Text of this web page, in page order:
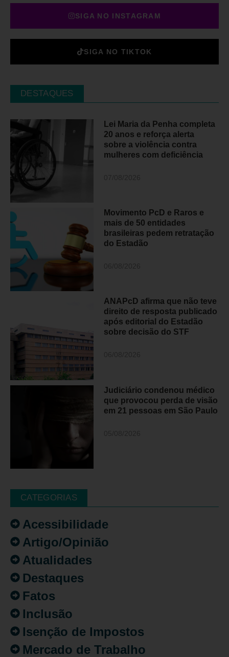
SIGA NO INSTAGRAM
SIGA NO TIKTOK
DESTAQUES
Lei Maria da Penha completa
20 anos e reforça alerta
sobre a violência contra
mulheres com deficiência
Movimento PcD e Raros e
mais de 50 entidades
brasileiras pedem retratação
do Estadão
ANAPcD afirma que não teve
direito de resposta publicado
após editorial do Estadão
sobre decisão do STF
Judiciário condenou médico
que provocou perda de visão
em 21 pessoas em São Paulo
CATEGORIAS
Acessibilidade
Artigo/Opinião
Atualidades
Destaques
Fatos
Inclusão
Isenção de Impostos
Mercado de Trabalho